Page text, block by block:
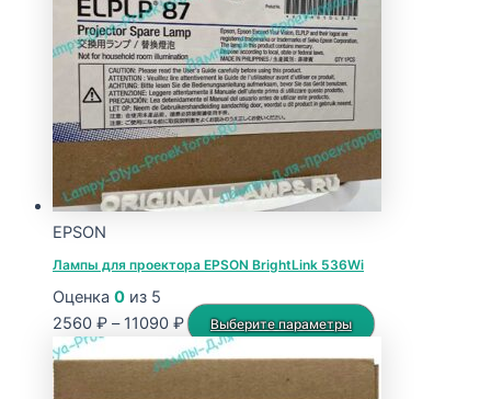
EPSON
Лампы для проектора EPSON BrightLink 536Wi
Оценка 0 из 5
2560 ₽ – 11090 ₽Диапазон
цен:
2560 ₽
Выберите параметры
Этот
имеет